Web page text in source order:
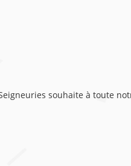
souhaite à toute